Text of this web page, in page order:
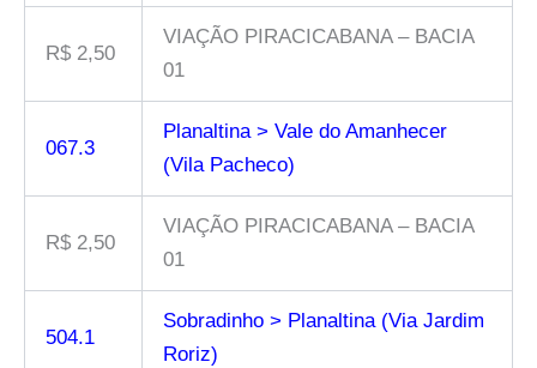
R$ 2,50
VIAÇÃO PIRACICABANA – BACIA
01
067.3
Planaltina > Vale do Amanhecer
(Vila Pacheco)
R$ 2,50
VIAÇÃO PIRACICABANA – BACIA
01
504.1
Sobradinho > Planaltina (Via Jardim
Roriz)